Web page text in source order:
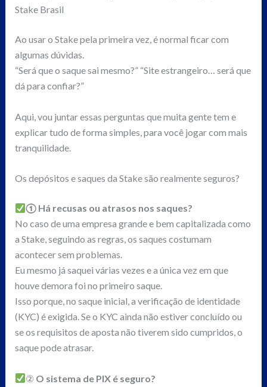
Stake Brasil
Ao usar o Stake pela primeira vez, é normal ficar com
algumas dúvidas.
“Será que o saque sai mesmo?” “Site estrangeiro… será que
dá para confiar?”
Aqui, vou juntar essas perguntas que muita gente tem e
explicar tudo de forma simples, para você jogar com mais
tranquilidade.
Os depósitos e saques da Stake são realmente seguros?
① Há recusas ou atrasos nos saques?
No caso de uma empresa grande e bem capitalizada como
a Stake, seguindo as regras, os saques costumam
acontecer sem problemas.
Eu mesmo já saquei várias vezes e a única vez em que
houve demora foi no primeiro saque.
Isso porque, no saque inicial, a verificação de identidade
(KYC) é exigida. Se o KYC ainda não estiver concluído ou
se os requisitos de aposta não tiverem sido cumpridos, o
saque pode atrasar.
② O sistema de PIX é seguro?